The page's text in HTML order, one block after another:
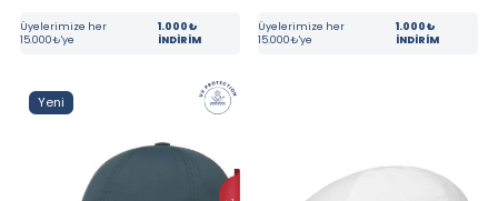
Tüm Filtreleri Kaldır
Üyelerimize her
15.000₺'ye
1.000₺
İNDİRİM
Üyelerimize her
15.000₺'ye
1.000₺
İNDİRİM
Yeni